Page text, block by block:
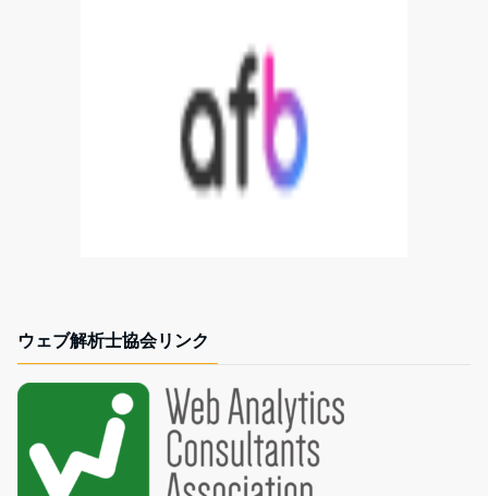
ウェブ解析士協会リンク